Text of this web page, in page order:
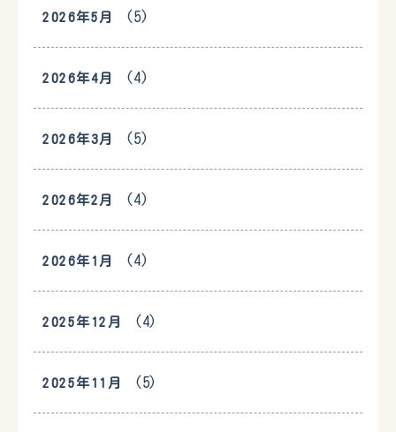
2026年5月 (5)
2026年4月 (4)
2026年3月 (5)
2026年2月 (4)
2026年1月 (4)
2025年12月 (4)
2025年11月 (5)